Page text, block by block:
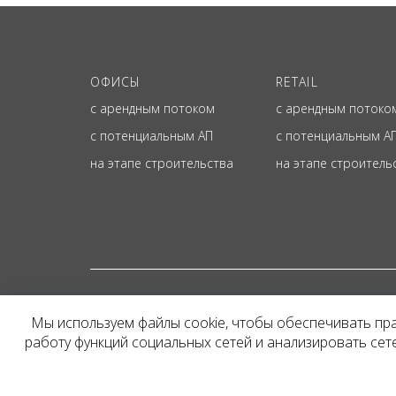
ОФИСЫ
с арендным потоком
с потенциальным АП
на этапе строительства
RETAIL
с арендным
с потенциальным
на этапе
Представленная на
и не является
Мы используем файлы cookie, чтобы обеспечивать
работу функций социальных сетей и анализировать